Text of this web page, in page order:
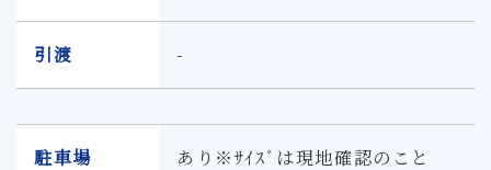
引渡 -
駐車場 あり※ｻｲｽﾞは現地確認のこと